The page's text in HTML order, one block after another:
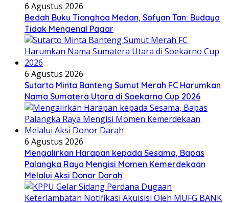
6 Agustus 2026
Bedah Buku Tionghoa Medan, Sofyan Tan: Budaya
Tidak Mengenal Pagar
6 Agustus 2026
Sutarto Minta Banteng Sumut Merah FC Harumkan
Nama Sumatera Utara di Soekarno Cup 2026
6 Agustus 2026
Mengalirkan Harapan kepada Sesama, Bapas
Palangka Raya Mengisi Momen Kemerdekaan
Melalui Aksi Donor Darah